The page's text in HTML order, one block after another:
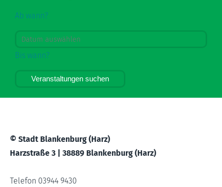
Ab wann?
Bis wann?
Veranstaltungen suchen
© Stadt Blankenburg (Harz)
Harzstraße 3 | 38889 Blankenburg (Harz)
Telefon 03944 9430